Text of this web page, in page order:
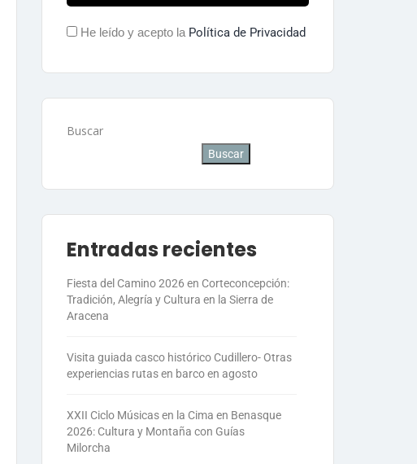
He leído y acepto la Política de Privacidad
Buscar
Buscar
Entradas recientes
Fiesta del Camino 2026 en Corteconcepción:
Tradición, Alegría y Cultura en la Sierra de
Aracena
Visita guiada casco histórico Cudillero- Otras
experiencias rutas en barco en agosto
XXII Ciclo Músicas en la Cima en Benasque
2026: Cultura y Montaña con Guías
Milorcha